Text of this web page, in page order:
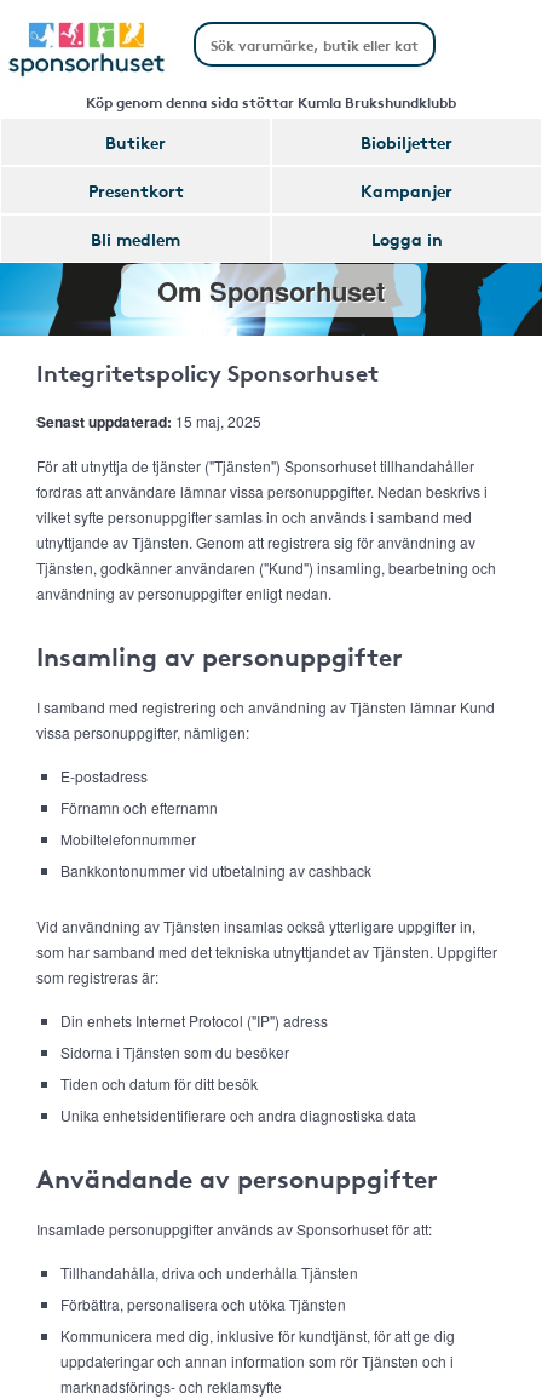
Köp genom denna sida stöttar Kumla Brukshundklubb
Butiker
Biobiljetter
Presentkort
Kampanjer
Bli medlem
Logga in
Om Sponsorhuset
Integritetspolicy Sponsorhuset
Senast uppdaterad: 15 maj, 2025
För att utnyttja de tjänster ("Tjänsten") Sponsorhuset tillhandahåller
fordras att användare lämnar vissa personuppgifter. Nedan beskrivs i
vilket syfte personuppgifter samlas in och används i samband med
utnyttjande av Tjänsten. Genom att registrera sig för användning av
Tjänsten, godkänner användaren ("Kund") insamling, bearbetning och
användning av personuppgifter enligt nedan.
Insamling av personuppgifter
I samband med registrering och användning av Tjänsten lämnar Kund
vissa personuppgifter, nämligen:
E-postadress
Förnamn och efternamn
Mobiltelefonnummer
Bankkontonummer vid utbetalning av cashback
Vid användning av Tjänsten insamlas också ytterligare uppgifter in,
som har samband med det tekniska utnyttjandet av Tjänsten. Uppgifter
som registreras är:
Din enhets Internet Protocol ("IP") adress
Sidorna i Tjänsten som du besöker
Tiden och datum för ditt besök
Unika enhetsidentifierare och andra diagnostiska data
Användande av personuppgifter
Insamlade personuppgifter används av Sponsorhuset för att:
Tillhandahålla, driva och underhålla Tjänsten
Förbättra, personalisera och utöka Tjänsten
Kommunicera med dig, inklusive för kundtjänst, för att ge dig
uppdateringar och annan information som rör Tjänsten och i
marknadsförings- och reklamsyfte